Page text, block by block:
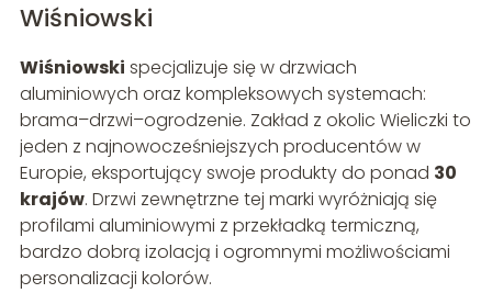
Wiśniowski
Wiśniowski specjalizuje się w drzwiach
aluminiowych oraz kompleksowych systemach:
brama–drzwi–ogrodzenie. Zakład z okolic Wieliczki to
jeden z najnowocześniejszych producentów w
Europie, eksportujący swoje produkty do ponad 30
krajów. Drzwi zewnętrzne tej marki wyróżniają się
profilami aluminiowymi z przekładką termiczną,
bardzo dobrą izolacją i ogromnymi możliwościami
personalizacji kolorów.